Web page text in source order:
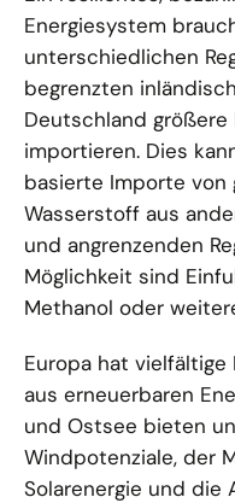
Energiesystem
unterschiedlichen
begrenzten
Deutschland
importieren. Dies
basierte Importe von
Wasserstoff aus
und angrenzenden
Möglichkeit sind
Methanol oder
Europa hat
aus erneuerbaren
und Ostsee bieten
Windpotenziale, der
Solarenergie und die